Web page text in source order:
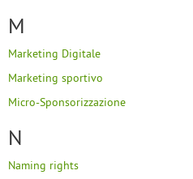
M
Marketing Digitale
Marketing sportivo
Micro-Sponsorizzazione
N
Naming rights